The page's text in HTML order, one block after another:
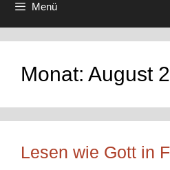
Menü
Monat: August
Lesen wie Gott in